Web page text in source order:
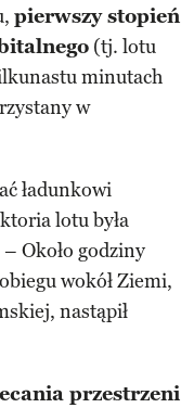
pierwszy stopień
(tj. lotu
minutach
w
ładunkowi
lotu była
Około godziny
wokół Ziemi,
nastąpił
przestrzeni